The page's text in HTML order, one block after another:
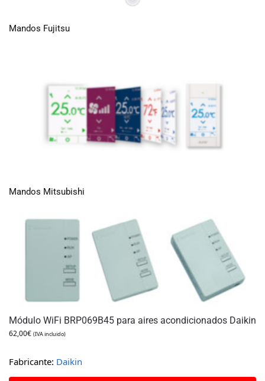
Mandos Fujitsu
Mandos Mitsubishi
Módulo WiFi BRP069B45 para aires acondicionados Daikin
62,00€ (IVA incluido)
Fabricante: Daikin